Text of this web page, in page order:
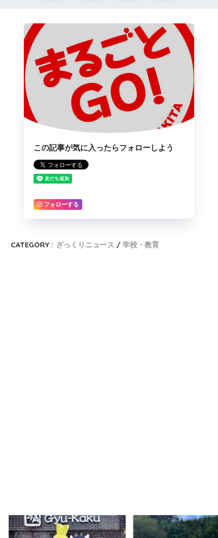
この記事が気に入ったらフォローしよう
フォローする
CATEGORY : ざっくりニュース 学校・教育